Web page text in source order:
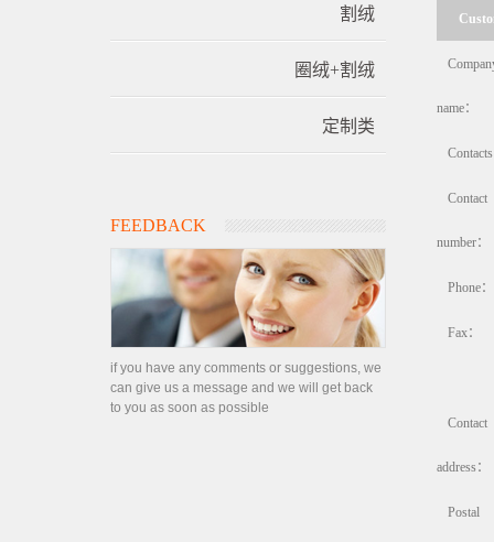
割绒
圈绒+割绒
定制类
FEEDBACK
if you have any comments or suggestions, we
can give us a message and we will get back
to you as soon as possible
name：
Contact
number：
Phone：
Fax：
Contact
address：
Postal